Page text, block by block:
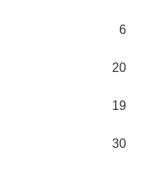
6
20
19
30